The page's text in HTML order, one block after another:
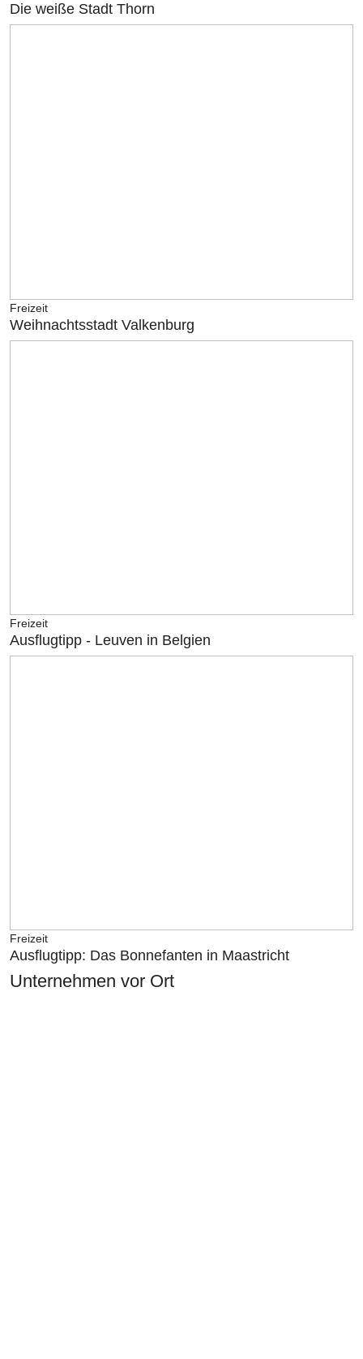
Die weiße Stadt Thorn
Freizeit
Weihnachtsstadt Valkenburg
Freizeit
Ausflugtipp - Leuven in Belgien
Freizeit
Ausflugtipp: Das Bonnefanten in Maastricht
Unternehmen vor Ort